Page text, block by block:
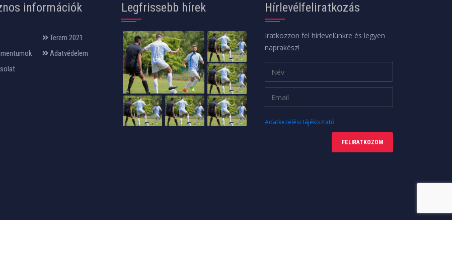
információk
Terem 2021
Adatvédelem
Legfrissebb hírek Hírlevélfeliratkozás
Iratkozzon fel hírlevelünkre és legyen
naprakész!
Adatkezelési tájékoztató
FELIRATKOZOM